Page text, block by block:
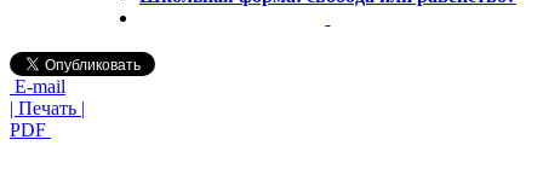
E-mail
| Печать |
PDF